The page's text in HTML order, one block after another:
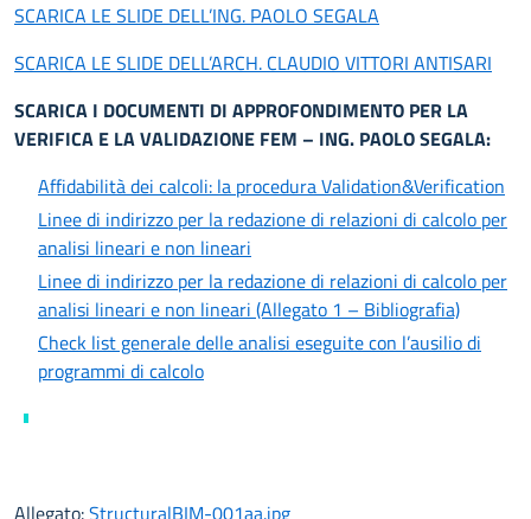
SCARICA LE SLIDE DELL’ING. PAOLO SEGALA
SCARICA LE SLIDE DELL’ARCH. CLAUDIO VITTORI ANTISARI
SCARICA I DOCUMENTI DI APPROFONDIMENTO PER LA
VERIFICA E LA VALIDAZIONE FEM – ING. PAOLO SEGALA:
Affidabilità dei calcoli: la procedura Validation&Verification
Linee di indirizzo per la redazione di relazioni di calcolo per
analisi lineari e non lineari
Linee di indirizzo per la redazione di relazioni di calcolo per
analisi lineari e non lineari (Allegato 1 – Bibliografia)
Check list generale delle analisi eseguite con l’ausilio di
programmi di calcolo
Allegato:StructuralBIM-001aa.jpg